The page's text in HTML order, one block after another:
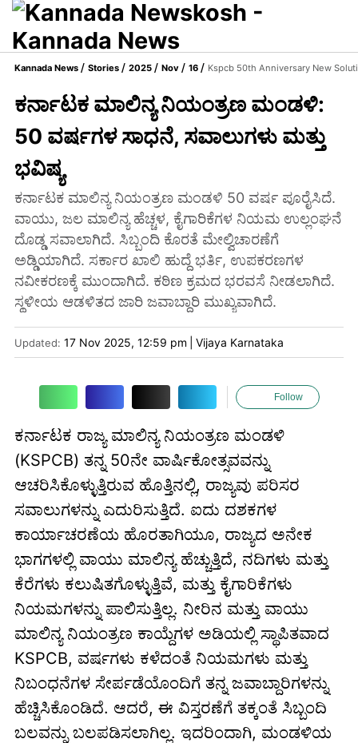
Kannada News Stories 2025 Nov 16 Kspcb 50th Anniversary New
ಕರ್ನಾಟಕ ಮಾಲಿನ್ಯ ನಿಯಂತ್ರಣ ಮಂಡಳಿ:
50 ವರ್ಷಗಳ ಸಾಧನೆ, ಸವಾಲುಗಳು ಮತ್ತು
ಭವಿಷ್ಯ
ಕರ್ನಾಟಕ ಮಾಲಿನ್ಯ ನಿಯಂತ್ರಣ ಮಂಡಳಿ 50 ವರ್ಷ ಪೂರೈಸಿದೆ.
ವಾಯು, ಜಲ ಮಾಲಿನ್ಯ ಹೆಚ್ಚಳ, ಕೈಗಾರಿಕೆಗಳ ನಿಯಮ ಉಲ್ಲಂಘನೆ
ದೊಡ್ಡ ಸವಾಲಾಗಿದೆ. ಸಿಬ್ಬಂದಿ ಕೊರತೆ ಮೇಲ್ವಿಚಾರಣೆಗೆ
ಅಡ್ಡಿಯಾಗಿದೆ. ಸರ್ಕಾರ ಖಾಲಿ ಹುದ್ದೆ ಭರ್ತಿ, ಉಪಕರಣಗಳ
ನವೀಕರಣಕ್ಕೆ ಮುಂದಾಗಿದೆ. ಕಠಿಣ ಕ್ರಮದ ಭರವಸೆ ನೀಡಲಾಗಿದೆ.
ಸ್ಥಳೀಯ ಆಡಳಿತದ ಜಾರಿ ಜವಾಬ್ದಾರಿ ಮುಖ್ಯವಾಗಿದೆ.
Updated: 17 Nov 2025, 12:59 pm Vijaya Karnataka
Follow
ಕರ್ನಾಟಕ ರಾಜ್ಯ ಮಾಲಿನ್ಯ ನಿಯಂತ್ರಣ ಮಂಡಳಿ
(KSPCB) ತನ್ನ 50ನೇ ವಾರ್ಷಿಕೋತ್ಸವವನ್ನು
ಆಚರಿಸಿಕೊಳ್ಳುತ್ತಿರುವ ಹೊತ್ತಿನಲ್ಲಿ, ರಾಜ್ಯವು ಪರಿಸರ
ಸವಾಲುಗಳನ್ನು ಎದುರಿಸುತ್ತಿದೆ. ಐದು ದಶಕಗಳ
ಕಾರ್ಯಾಚರಣೆಯ ಹೊರತಾಗಿಯೂ, ರಾಜ್ಯದ ಅನೇಕ
ಭಾಗಗಳಲ್ಲಿ ವಾಯು ಮಾಲಿನ್ಯ ಹೆಚ್ಚುತ್ತಿದೆ, ನದಿಗಳು ಮತ್ತು
ಕೆರೆಗಳು ಕಲುಷಿತಗೊಳ್ಳುತ್ತಿವೆ, ಮತ್ತು ಕೈಗಾರಿಕೆಗಳು
ನಿಯಮಗಳನ್ನು ಪಾಲಿಸುತ್ತಿಲ್ಲ. ನೀರಿನ ಮತ್ತು ವಾಯು
ಮಾಲಿನ್ಯ ನಿಯಂತ್ರಣ ಕಾಯ್ದೆಗಳ ಅಡಿಯಲ್ಲಿ ಸ್ಥಾಪಿತವಾದ
KSPCB, ವರ್ಷಗಳು ಕಳೆದಂತೆ ನಿಯಮಗಳು ಮತ್ತು
ನಿಬಂಧನೆಗಳ ಸೇರ್ಪಡೆಯೊಂದಿಗೆ ತನ್ನ ಜವಾಬ್ದಾರಿಗಳನ್ನು
ಹೆಚ್ಚಿಸಿಕೊಂಡಿದೆ. ಆದರೆ, ಈ ವಿಸ್ತರಣೆಗೆ ತಕ್ಕಂತೆ ಸಿಬ್ಬಂದಿ
ಬಲವನ್ನು ಬಲಪಡಿಸಲಾಗಿಲ್ಲ. ಇದರಿಂದಾಗಿ, ಮಂಡಳಿಯ